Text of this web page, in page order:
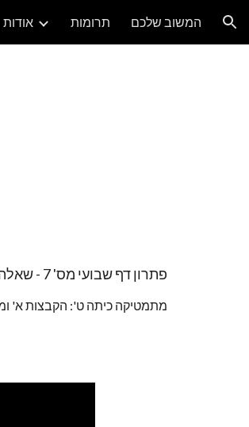
אודות תרומות המשוב שלכם
פתרון דף שבועי מס' 7 - שאלה מס' 4 /חלק א
מתמטיקה כיתה ט': הקבצות א'